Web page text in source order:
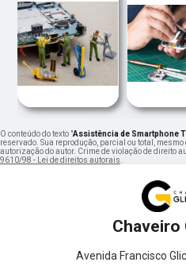
‹
O conteúdo do texto "Assistência de Smartphone
reservado. Sua reprodução, parcial ou total,
autorização do autor. Crime de violação de direito
9610/98 - Lei de direitos autorais
Chaveiro
Avenida Francisco